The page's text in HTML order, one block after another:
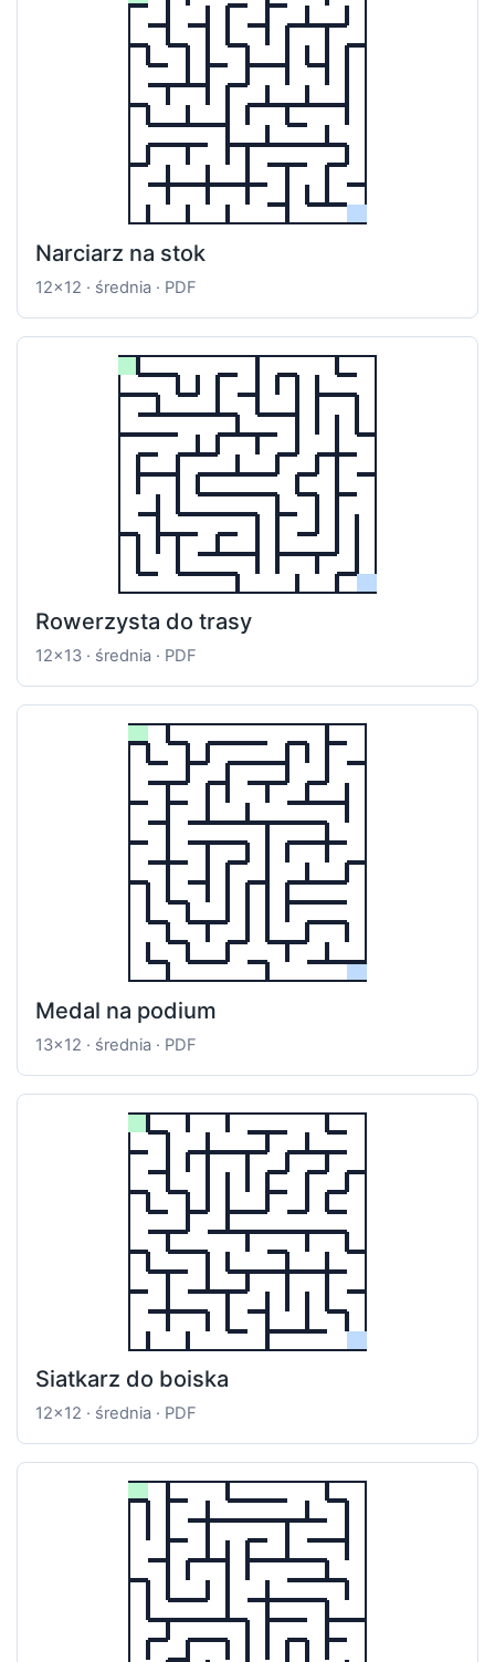
Narciarz na stok
12x12 · średnia · PDF
Rowerzysta do trasy
12x13 · średnia · PDF
Medal na podium
13x12 · średnia · PDF
Siatkarz do boiska
12x12 · średnia · PDF